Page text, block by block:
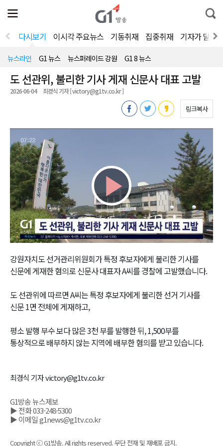
전
체
뉴
열
통
합
색
다시보기 이시각 주요뉴스 기동취재 집중취재 기자가 달려
뉴스라인 G1 뉴스 뉴스퍼레이드 강원 G1 8 뉴스
도 선관위, 불리한 기사 게재 신문사 대표 고발
2026-06-04 최경식 기자 [ victory@g1tv.co.kr ]
링크복사
Play
Video
강원자치도 선거관리위원회가 특정 후보자에게 불리한 기사를
신문에 게재한 혐의로 신문사 대표자 A씨를 경찰에 고발했습니다.
도 선관위에 따르면 A씨는 특정 후보자에게 불리한 선거 기사를
신문 1면 전체에 게재하고,
평소 발행 부수 보다 많은 3천 부를 발행한 뒤, 1,500부를
통상적으로 배부하지 않는 지역에 배부한 혐의를 받고 있습니다.
최경식 기자 victory@g1tv.co.kr
G1방송 뉴스제보
▶ 전화 033-248-5300
▶ 이메일 g1news@g1tv.co.kr
Copyright ⓒ G1방송. All rights reserved. 무단 전재 및 재배포 금지.